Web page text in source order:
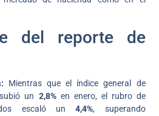
del reporte de
Mientras que el índice general de
un 2,8%en enero, el rubro de
escaló un4,4%, superando